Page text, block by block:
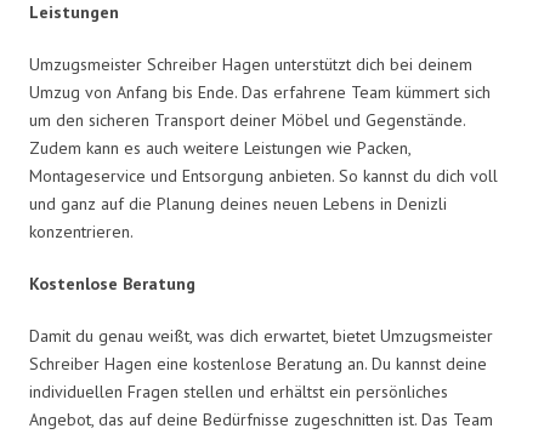
Leistungen
Umzugsmeister Schreiber Hagen unterstützt dich bei deinem
Umzug von Anfang bis Ende. Das erfahrene Team kümmert sich
um den sicheren Transport deiner Möbel und Gegenstände.
Zudem kann es auch weitere Leistungen wie Packen,
Montageservice und Entsorgung anbieten. So kannst du dich voll
und ganz auf die Planung deines neuen Lebens in Denizli
konzentrieren.
Kostenlose Beratung
Damit du genau weißt, was dich erwartet, bietet Umzugsmeister
Schreiber Hagen eine kostenlose Beratung an. Du kannst deine
individuellen Fragen stellen und erhältst ein persönliches
Angebot, das auf deine Bedürfnisse zugeschnitten ist. Das Team